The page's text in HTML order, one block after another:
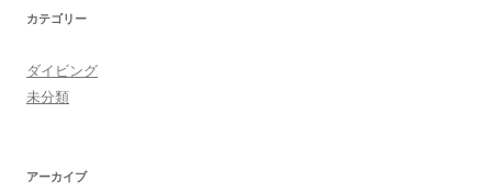
カテゴリー
ダイビング
未分類
アーカイブ